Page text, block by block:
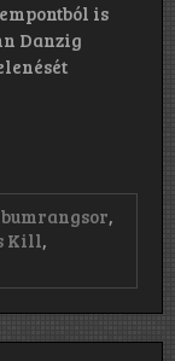
is
Danzig
,
Kill,